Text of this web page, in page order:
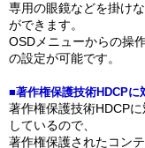
専用の眼鏡などを掛け
ができます。
OSDメニューからの操
の設定が可能です。
■著作権保護技術HDCP
著作権保護技術HDCP
しているので、
著作権保護されたコン